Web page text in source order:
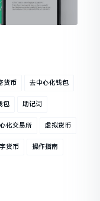
货币 去中心化钱包
包 助记词
化交易所 虚拟货币
货币 操作指南